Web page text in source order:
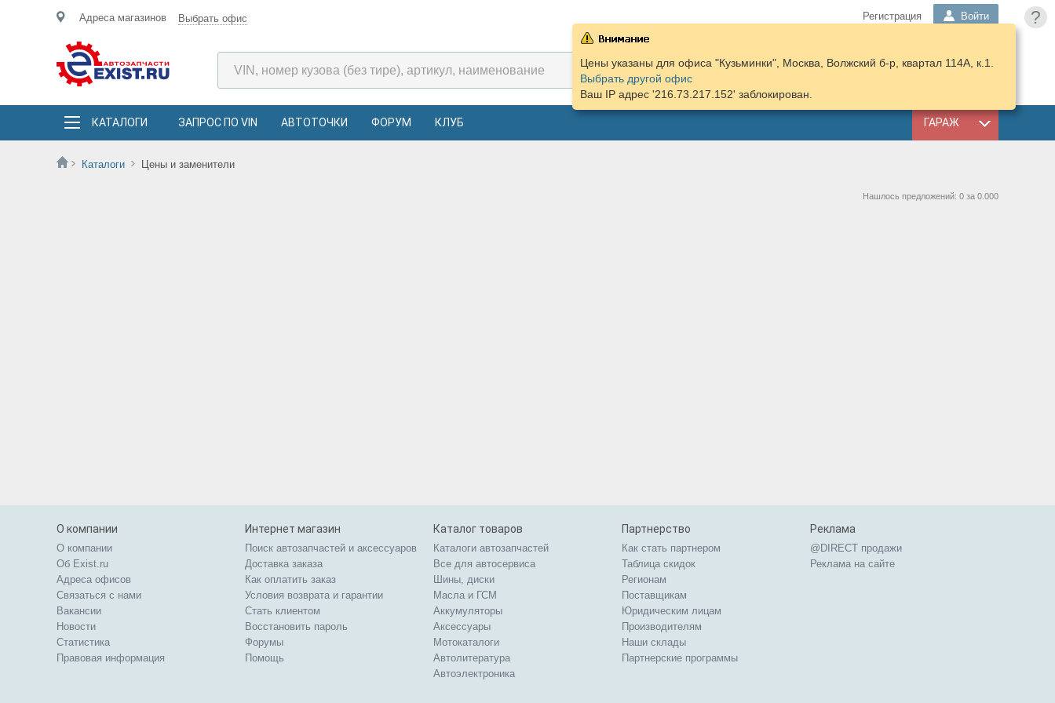
?
Адреса магазинов Выбрать офис Регистрация Войти
КОРЗИНА
ПОДОБРАТЬ
КАТАЛОГИ ЗАПРОС ПО VIN АВТОТОЧКИ ФОРУМ КЛУБ ГАРАЖ
Каталоги Цены и заменители
Цены указаны для офиса "Кузьминки", Москва, Волжский б-р, квартал 114А, к.1.
Выбрать другой офис
Ваш IP адрес '216.73.217.152' заблокирован.
Нашлось предложений: 0 за 0.000
О компании
О компании
Об Exist.ru
Адреса офисов
Связаться с нами
Вакансии
Новости
Статистика
Правовая информация
Интернет магазин
Поиск автозапчастей и аксессуаров
Доставка заказа
Как оплатить заказ
Условия возврата и гарантии
Стать клиентом
Восстановить пароль
Форумы
Помощь
Каталог товаров
Каталоги автозапчастей
Все для автосервиса
Шины, диски
Масла и ГСМ
Аккумуляторы
Аксессуары
Мотокаталоги
Автолитература
Автоэлектроника
Партнерство
Как стать партнером
Таблица скидок
Регионам
Поставщикам
Юридическим лицам
Производителям
Наши склады
Партнерские программы
Реклама
@DIRECT продажи
Реклама на сайте